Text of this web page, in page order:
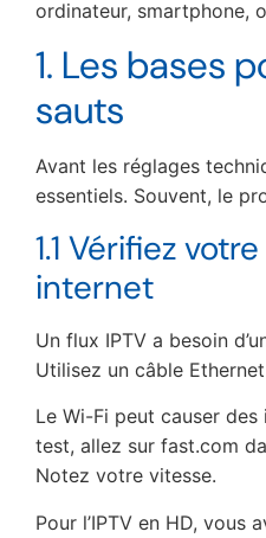
ordinateur, smartphone,
1. Les bases
sauts
Avant les réglages
essentiels. Souvent, le
1.1 Vérifiez
internet
Un flux IPTV a besoin
Utilisez un câble
Le Wi-Fi peut causer
test, allez sur fast.com
Notez votre vitesse.
Pour l’IPTV en HD, vous